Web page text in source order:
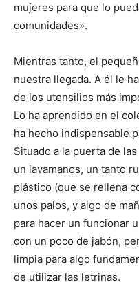
mujeres para que lo
comunidades».
Mientras tanto, el
nuestra llegada. A él le
de los utensilios más
Lo ha aprendido en el
ha hecho indispensable
Situado a la puerta de
un lavamanos, un tanto
plástico (que se rellena
unos palos, y algo de
para hacer un funcionar
con un poco de jabón,
limpia para algo
de utilizar las letrinas.